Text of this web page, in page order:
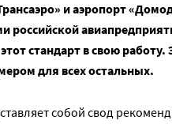
и аэропорт
российской
стандарт в свою работу.
для всех остальных.
собой свод